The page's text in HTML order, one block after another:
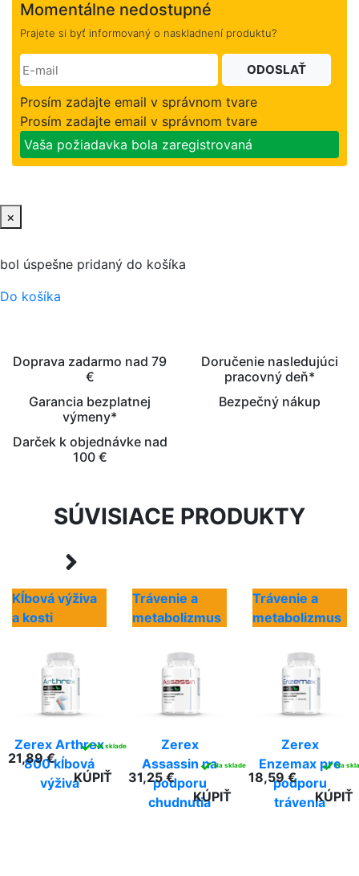
Momentálne nedostupné
Prajete si byť informovaný o naskladnení produktu?
ODOSLAŤ
Prosím zadajte email v správnom tvare
Prosím zadajte email v správnom tvare
Vaša požiadavka bola zaregistrovaná
×
bol úspešne pridaný do košíka
Do košíka
Doprava zadarmo nad 79
€
Doručenie nasledujúci
pracovný deň*
Garancia bezplatnej
výmeny*
Bezpečný nákup
Darček k objednávke nad
100 €
SÚVISIACE PRODUKTY
Kĺbová výživa
a kosti
Zerex Arthrex
800 kĺbová
výživa
21,89 €
✓ Na sklade
KÚPIŤ
Trávenie a
metabolizmus
Zerex
Assassin na
podporu
chudnutia
31,25 €
✓ Na sklade
KÚPIŤ
Trávenie a
metabolizmus
Zerex
Enzemax pre
podporu
trávenia
18,59 €
✓ Na
KÚPIŤ